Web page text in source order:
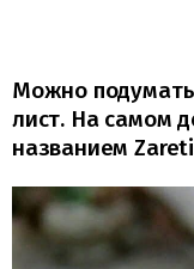
Можно
лист. На самом
названием